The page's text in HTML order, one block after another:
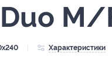
M/
Характеристики